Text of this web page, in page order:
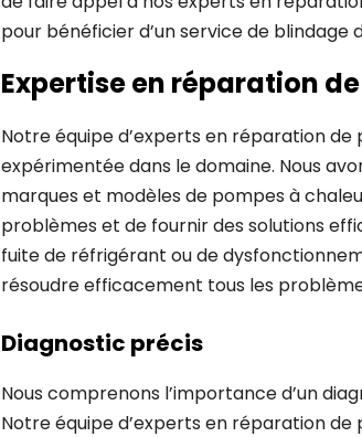
pour bénéficier d’un service de blindage
Expertise en réparation
Notre équipe d’experts en réparation
expérimentée dans le domaine. Nous
marques et modèles de pompes à
problèmes et de fournir des solutions
fuite de réfrigérant ou de
résoudre efficacement tous les
Diagnostic précis
Nous comprenons l’importance d’un
Notre équipe d’experts en réparation